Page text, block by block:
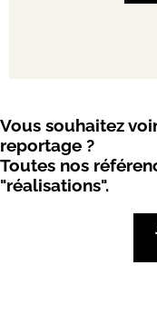
Vous souhaitez
reportage ?
Toutes nos
"réalisations".